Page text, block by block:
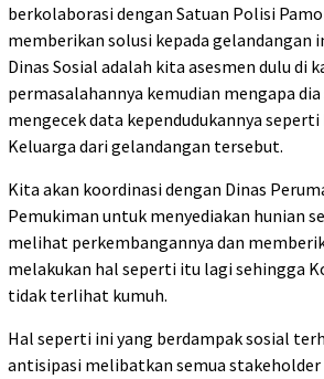
berkolaborasi dengan Satuan Polisi
memberikan solusi kepada gelandangan
Dinas Sosial adalah kita asesmen dulu di
permasalahannya kemudian mengapa
mengecek data kependudukannya
Keluarga dari gelandangan tersebut.
Kita akan koordinasi dengan Dinas
Pemukiman untuk menyediakan hunian
melihat perkembangannya dan
melakukan hal seperti itu lagi sehingga
tidak terlihat kumuh.
Hal seperti ini yang berdampak sosial
antisipasi melibatkan semua